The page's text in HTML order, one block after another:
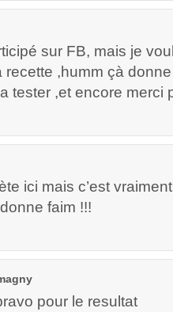
sur FB, mais je
recette ,humm çà
tester ,et encore merci
ici mais c’est
faim !!!
pour le resultat